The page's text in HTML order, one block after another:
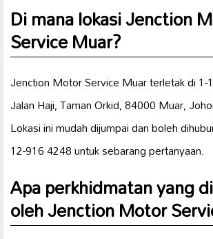
Di mana lokasi Jenction
Service Muar?
Jenction Motor Service Muar terletak di 1-
Jalan Haji, Taman Orkid, 84000 Muar,
Lokasi ini mudah dijumpai dan boleh
12-916 4248 untuk sebarang pertanyaan.
Apa perkhidmatan yang
oleh Jenction Motor